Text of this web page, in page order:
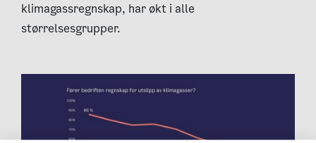
klimagassregnskap, har økt i alle
størrelsesgrupper.